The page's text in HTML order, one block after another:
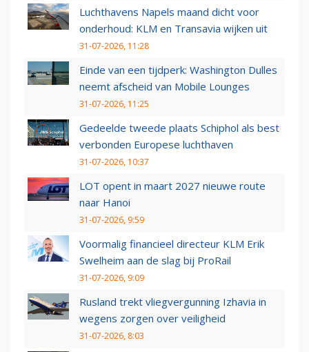
Luchthavens Napels maand dicht voor
onderhoud: KLM en Transavia wijken uit
31-07-2026, 11:28
Einde van een tijdperk: Washington Dulles
neemt afscheid van Mobile Lounges
31-07-2026, 11:25
Gedeelde tweede plaats Schiphol als best
verbonden Europese luchthaven
31-07-2026, 10:37
LOT opent in maart 2027 nieuwe route
naar Hanoi
31-07-2026, 9:59
Voormalig financieel directeur KLM Erik
Swelheim aan de slag bij ProRail
31-07-2026, 9:09
Rusland trekt vliegvergunning Izhavia in
wegens zorgen over veiligheid
31-07-2026, 8:03